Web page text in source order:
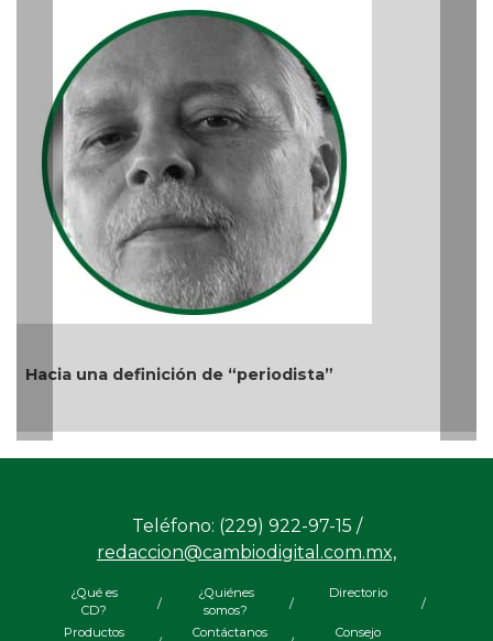
El debate de la Protección de los Derechos de las
Audiencias
Ago 05, 2026 / 11:33 AM